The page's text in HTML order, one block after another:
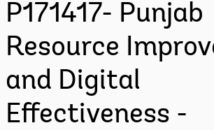
P171417- Punjab
Resource
and Digital
Effectiveness -